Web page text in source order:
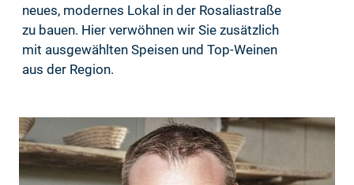
neues, modernes Lokal in der Rosaliastraße
zu bauen. Hier verwöhnen wir Sie zusätzlich
mit ausgewählten Speisen und Top-Weinen
aus der Region.